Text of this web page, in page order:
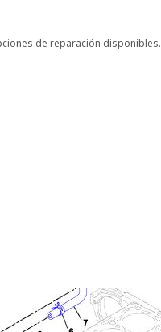
de reparación disponibles.